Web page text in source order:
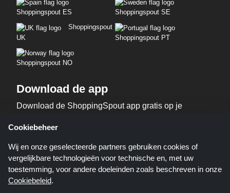
Shoppingspout ES
Shoppingspout SE
Shoppingspout
UK
Shoppingspout PT
Shoppingspout NO
Download de app
Download de ShoppingSpout app gratis op je
Cookiebeheer
Wij en onze geselecteerde partners gebruiken cookies of
vergelijkbare technologieën voor technische en, met uw
toestemming, voor andere doeleinden zoals beschreven in onze
Cookiebeleid.